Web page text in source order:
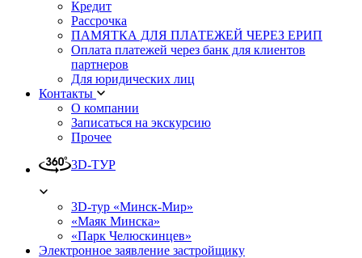
Кредит
Рассрочка
ПАМЯТКА ДЛЯ ПЛАТЕЖЕЙ ЧЕРЕЗ ЕРИП
Оплата платежей через банк для клиентов
партнеров
Для юридических лиц
Контакты
О компании
Записаться на экскурсию
Прочее
3D-ТУР
3D-тур «Минск-Мир»
«Маяк Минска»
«Парк Челюскинцев»
Электронное заявление застройщику